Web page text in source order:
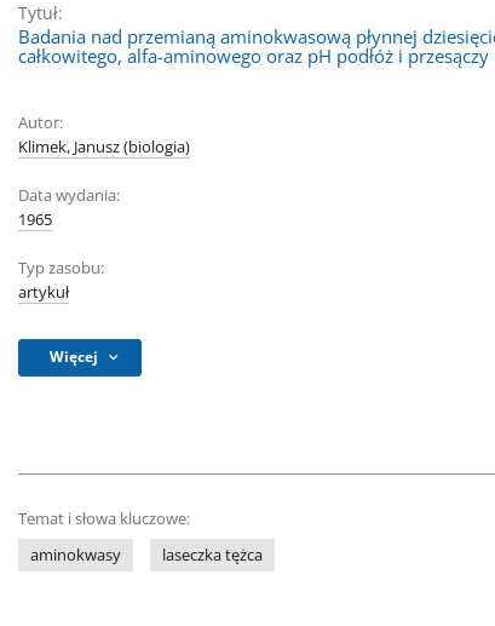
Tytuł:
Badania nad przemianą aminokwasową płynnej
całkowitego, alfa-aminowego oraz pH podłóż i
Autor:
Klimek, Janusz (biologia)
Data wydania:
1965
Typ zasobu:
artykuł
Więcej
Temat i słowa kluczowe:
aminokwasy
laseczka tężca